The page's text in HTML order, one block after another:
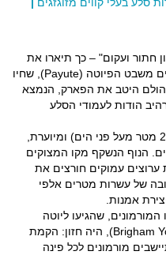
חתור ועקום" – כך תיארו את
(Bryce Canyon) האינדיאנים משבט הפיוטה (Payute), שחיו
הולם היטב את הפארק, הנמצא
הודות לעמודי הסלע
בחלקו המערבי יש רמה גבוהה (כ-2,000 מטר מעל פני הים) ומיוערת,
הנוף הנשקף מקו המצוקים
עמוקים חורצים את
של עשרות מטרים אלפי
אמנות.
שהגיעו ליוטה
ב-1847. למנהיגם, בריגהם יאנג (Brigham Young), היה חזון: הקמת
מורמונים לכל פינה